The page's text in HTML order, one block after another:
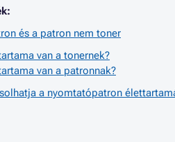
és a patron nem toner
van a tonernek?
van a patronnak?
a nyomtatópatron